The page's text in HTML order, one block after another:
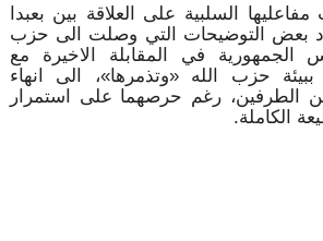
السلبية على العلاقة بين بعبدا
بعض التوضيحات التي وصلت الى حزب
الجمهورية في المقابلة الاخيرة مع
حزب الله «وتذمرها»، الى انهاء
بين الطرفين، رغم حرصهما على استمرار
الكاملة.